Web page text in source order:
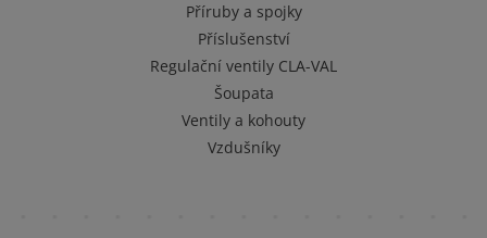
Příruby a spojky
Příslušenství
Regulační ventily CLA-VAL
Šoupata
Ventily a kohouty
Vzdušníky